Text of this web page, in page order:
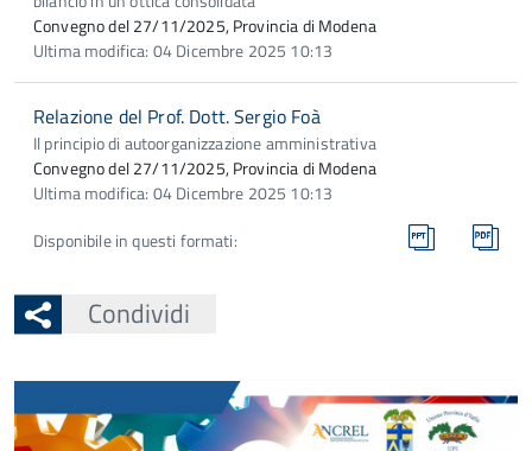
Convegno del 27/11/2025, Provincia di Modena
Ultima modifica: 04 Dicembre 2025 10:13
Relazione del Prof. Dott. Sergio Foà
Il principio di autoorganizzazione amministrativa
Convegno del 27/11/2025, Provincia di Modena
Ultima modifica: 04 Dicembre 2025 10:13
Disponibile in questi formati:
Condividi